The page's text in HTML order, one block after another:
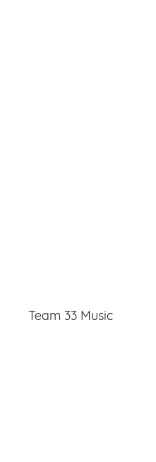
Team 33 Music